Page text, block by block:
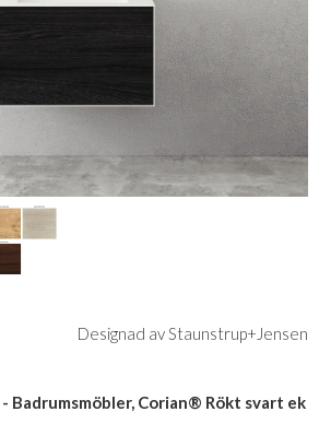
Designad av Staunstrup+Jensen
Badrumsmöbler, Corian® Rökt svart ek